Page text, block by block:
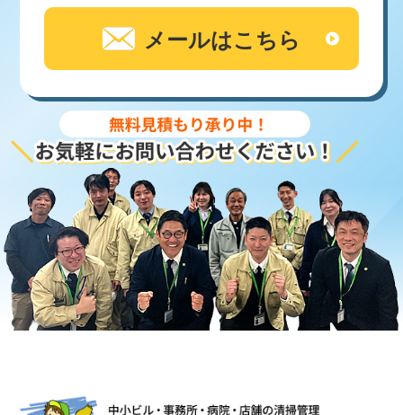
メールはこちら